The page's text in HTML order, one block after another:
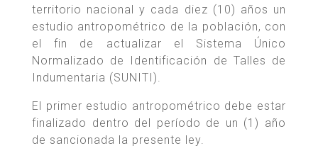
territorio nacional y cada diez (10) años un
estudio antropométrico de la población, con
el fin de actualizar el Sistema Único
Normalizado de Identificación de Talles de
Indumentaria (SUNITI).
El primer estudio antropométrico debe estar
finalizado dentro del período de un (1) año
de sancionada la presente ley.